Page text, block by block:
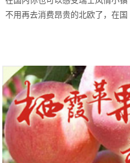
不用再去消费昂贵的北欧了，在国